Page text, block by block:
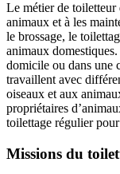
Le métier de toiletteur
animaux et à les
le brossage, le
animaux
domicile ou dans une
travaillent avec
oiseaux et aux
propriétaires
toilettage régulier
Missions du